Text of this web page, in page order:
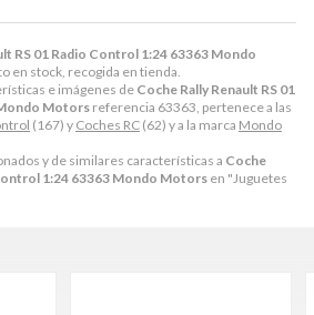
RS 01 Radio Control 1:24 63363 Mondo
en stock, recogida en tienda.
e imágenes de Coche Rally Renault RS 01
Motors referencia 63363, pertenece a las
(167) y Coches RC (62) y a la marca Mondo
y de similares características a Coche
1:24 63363 Mondo Motors en "Juguetes